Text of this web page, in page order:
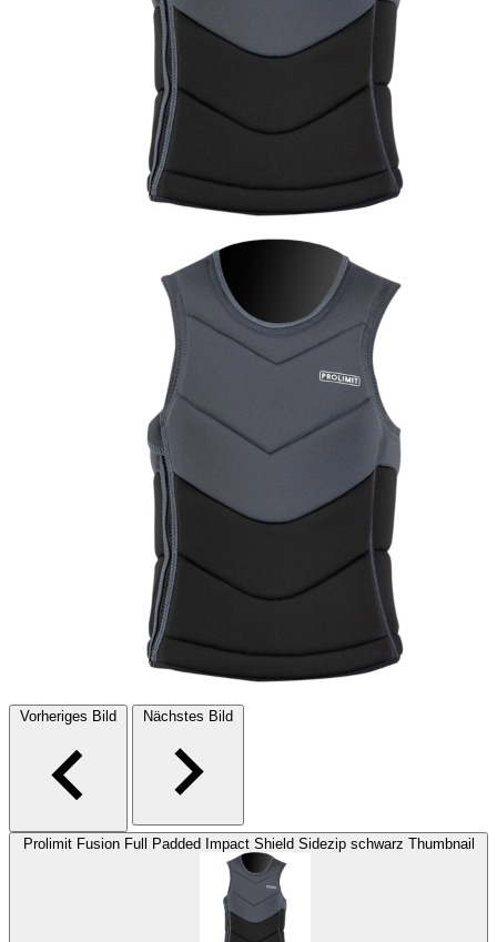
Vorheriges Bild Nächstes Bild
Prolimit Fusion Full Padded Impact Shield Sidezip schwarz Thumbnail